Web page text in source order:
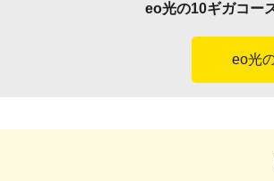
eo光の10ギガコー
eo光